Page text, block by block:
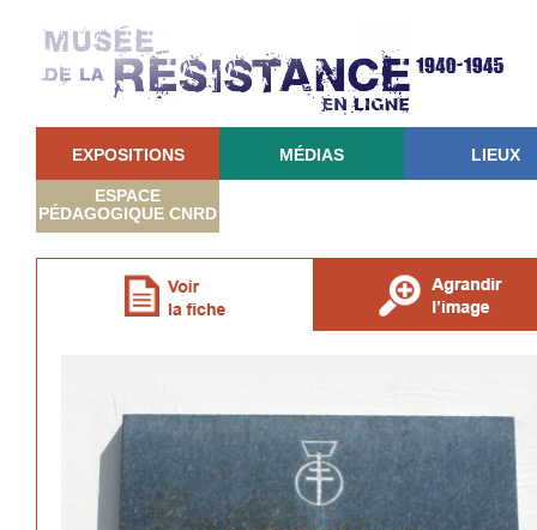
EXPOSITIONS MÉDIAS LIEUX
ESPACE
PÉDAGOGIQUE CNRD